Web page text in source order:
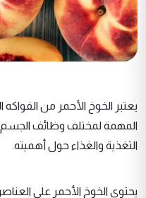
يعتبر الخوخ الأحمر من
المهمة لمختلف وظائف الجسم،
التغذية والغذاء حول أهميته.
يحتوي الخوخ الأحمر على